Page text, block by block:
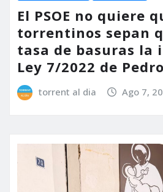
El PSOE no quiere
torrentinos sepan
tasa de basuras la
Ley 7/2022 de
torrent al dia Ago 7,